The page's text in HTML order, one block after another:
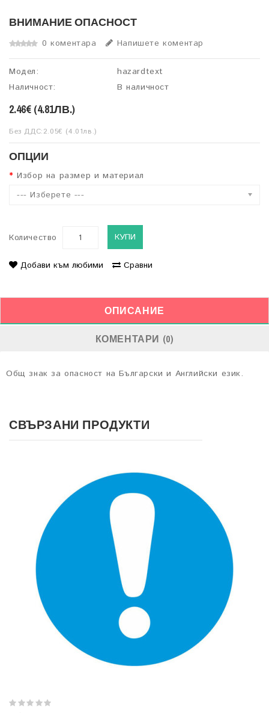
ВНИМАНИЕ ОПАСНОСТ
0 коментара Напишете коментар
Модел:
hazardtext
Наличност:
В наличност
2.46€ (4.81ЛВ.)
Без ДДС:2.05€ (4.01лв.)
ОПЦИИ
Избор на размер и материал
--- Изберете ---
Количество КУПИ
Добави към любими Сравни
ОПИСАНИЕ
КОМЕНТАРИ (0)
Общ знак за опасност на Български и Английски език.
СВЪРЗАНИ ПРОДУКТИ